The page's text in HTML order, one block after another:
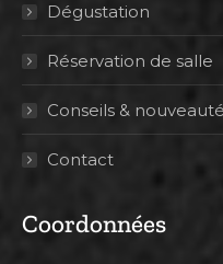
Dégustation
Réservation de salle
Conseils &
Contact
Coordonnées